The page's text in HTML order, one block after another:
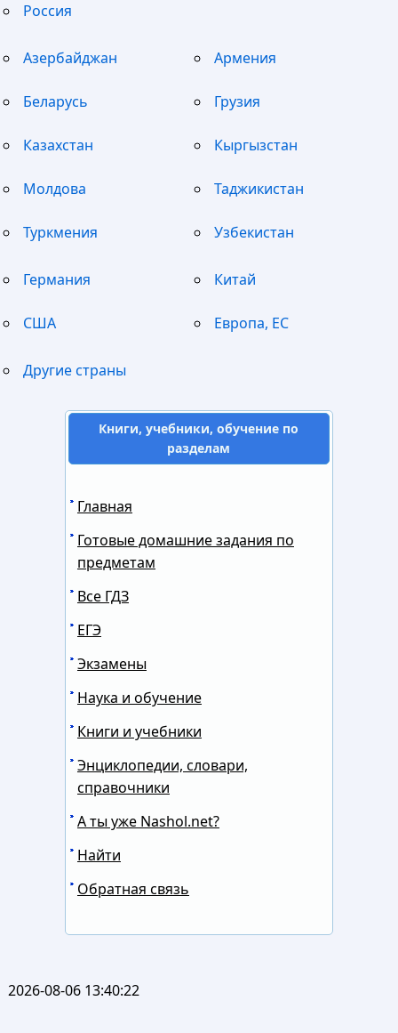
Россия
Азербайджан Армения
Беларусь Грузия
Казахстан Кыргызстан
Молдова Таджикистан
Туркмения Узбекистан
Германия Китай
США Европа, ЕС
Другие страны
Книги, учебники, обучение по
разделам
Главная
Готовые домашние задания по
предметам
Все ГДЗ
ЕГЭ
Экзамены
Наука и обучение
Книги и учебники
Энциклопедии, словари,
справочники
А ты уже Nashol.net?
Найти
Обратная связь
2026-08-06 13:40:22